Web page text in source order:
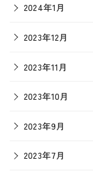
2024年1月
2023年12月
2023年11月
2023年10月
2023年9月
2023年7月